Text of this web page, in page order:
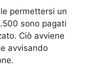
permettersi un
sono pagati
Ciò avviene
avvisando